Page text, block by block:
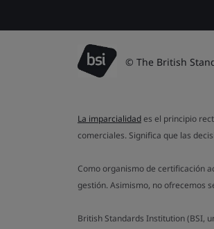
© The British
La imparcialidades el principio
comerciales. Significa que las
Como organismo de certificación
gestión. Asimismo, no ofrecemos
British Standards Institution (BSI,